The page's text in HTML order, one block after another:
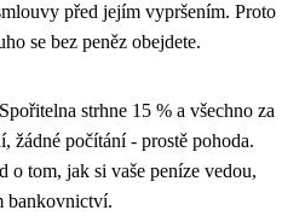
před jejím vypršením. Proto
se bez peněz obejdete.
strhne 15 % a všechno za
žádné počítání - prostě pohoda.
tom, jak si vaše peníze vedou,
bankovnictví.